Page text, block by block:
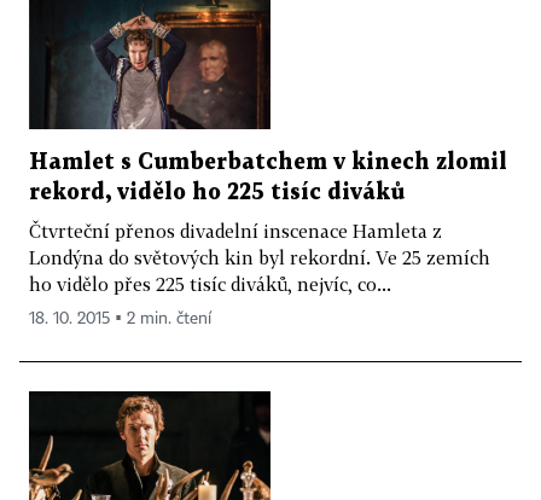
Hamlet s Cumberbatchem v kinech zlomil
rekord, vidělo ho 225 tisíc diváků
Čtvrteční přenos divadelní inscenace Hamleta z
Londýna do světových kin byl rekordní. Ve 25 zemích
ho vidělo přes 225 tisíc diváků, nejvíc, co...
18. 10. 2015 ▪ 2 min. čtení